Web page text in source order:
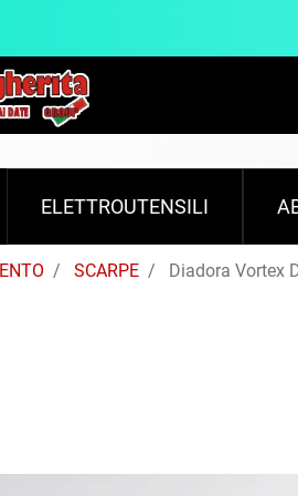
ELETTROUTENSILI
SCARPE Diadora Vortex